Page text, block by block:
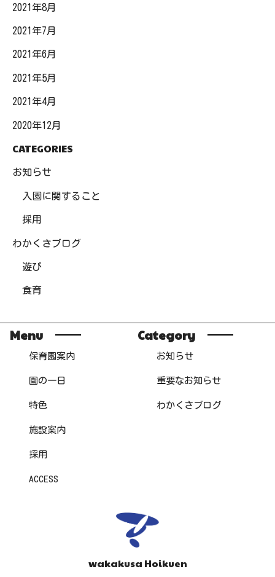
2021年8月
2021年7月
2021年6月
2021年5月
2021年4月
2020年12月
CATEGORIES
お知らせ
入園に関すること
採用
わかくさブログ
遊び
食育
Menu
保育園案内
園の一日
特色
施設案内
採用
ACCESS
Category
お知らせ
重要なお知らせ
わかくさブログ
wakakusa Hoikuen